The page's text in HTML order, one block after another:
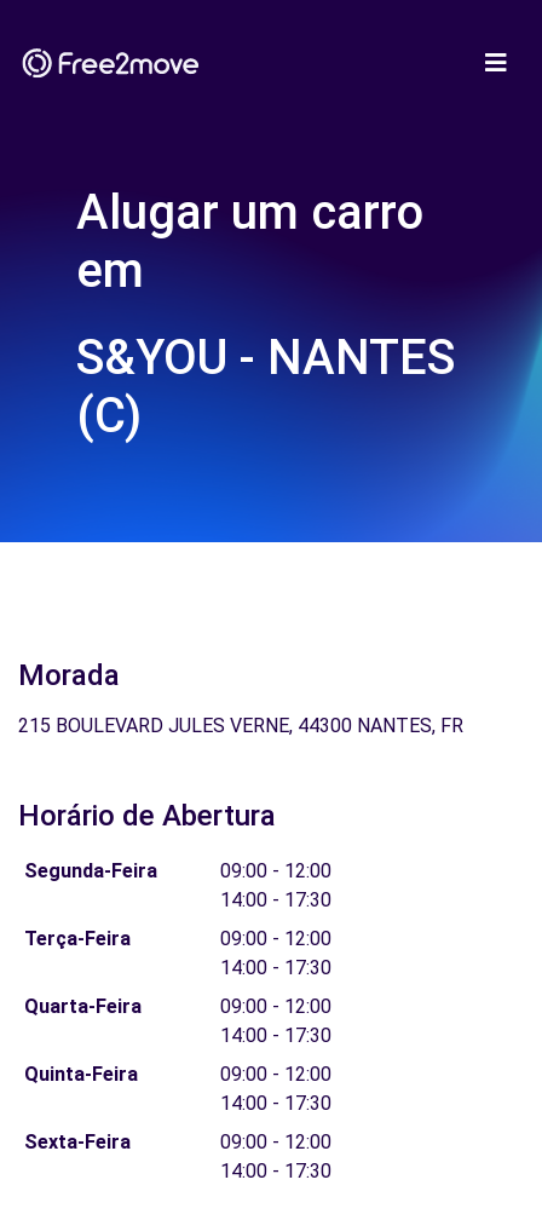
Alugar um carro
em
S&YOU - NANTES
(C)
Morada
215 BOULEVARD JULES VERNE, 44300 NANTES, FR
Horário de Abertura
Segunda-Feira
09:00 - 12:00
14:00 - 17:30
Terça-Feira
09:00 - 12:00
14:00 - 17:30
Quarta-Feira
09:00 - 12:00
14:00 - 17:30
Quinta-Feira
09:00 - 12:00
14:00 - 17:30
Sexta-Feira
09:00 - 12:00
14:00 - 17:30